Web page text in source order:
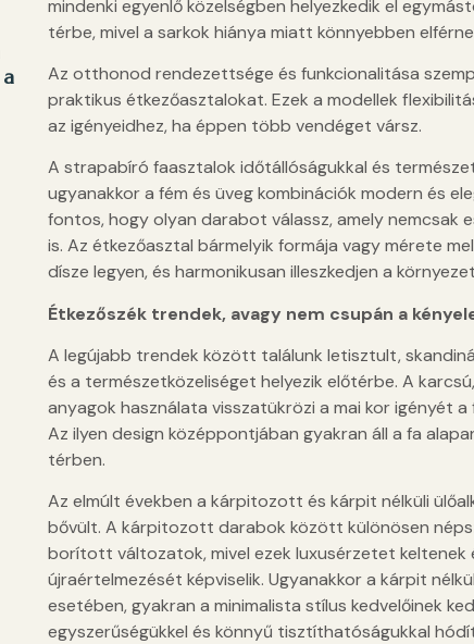
mindenki egyenlő közelségben helyezkedik el
térbe, mivel a sarkok hiánya miatt könnyebben
Az otthonod rendezettsége és funkcionalitása
praktikus étkezőasztalokat. Ezek a modellek
az igényeidhez, ha éppen több vendéget vársz.
A strapabíró faasztalok időtállóságukkal és
ugyanakkor a fém és üveg kombinációk modern és
fontos, hogy olyan darabot válassz, amely
is. Az étkezőasztal bármelyik formája vagy mérete
dísze legyen, és harmonikusan illeszkedjen a
Étkezőszék trendek, avagy nem csupán a
A legújabb trendek között találunk letisztult,
és a természetközeliséget helyezik előtérbe. A
anyagok használata visszatükrözi a mai kor igényét
Az ilyen design középpontjában gyakran áll a fa
térben.
Az elmúlt években a kárpitozott és kárpit nélküli
bővült. A kárpitozott darabok között különösen
borított változatok, mivel ezek luxusérzetet keltenek
újraértelmezését képviselik. Ugyanakkor a kárpit
esetében, gyakran a minimalista stílus kedvelőinek
egyszerűségükkel és könnyű tisztíthatóságukkal